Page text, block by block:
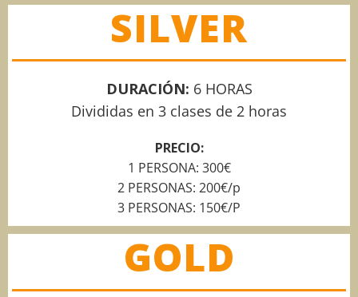
SILVER
DURACIÓN: 6 HORAS
Divididas en 3 clases de 2 horas
PRECIO:
1 PERSONA: 300€
2 PERSONAS: 200€/p
3 PERSONAS: 150€/P
GOLD